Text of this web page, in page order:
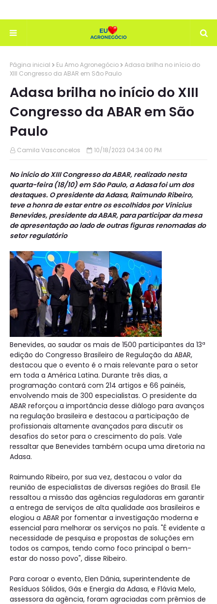
Página inicial Eu Amo Agronegócio
Adasa brilha no início do
XIII Congresso da ABAR em São Paulo
Adasa brilha no início do XIII
Congresso da ABAR em São
Paulo
Camila Vasconcelos 10/18/2023 04:34:00 PM
No início do XIII Congresso da ABAR, realizado nesta
quarta-feira (18/10) em São Paulo, a Adasa foi um dos
destaques. O presidente da Adasa, Raimundo Ribeiro,
teve a honra de estar entre os escolhidos por Vinicius
Benevides, presidente da ABAR, para participar da mesa
de apresentação ao lado de outras figuras renomadas do
setor regulatório
Benevides, ao saudar os mais de 1500 participantes da 13ª
edição do Congresso Brasileiro de Regulação da ABAR,
destacou que o evento é o mais relevante para o setor
em toda a América Latina. Durante três dias, a
programação contará com 214 artigos e 66 painéis,
envolvendo mais de 300 especialistas. O presidente da
ABAR reforçou a importância desse diálogo para avanços
na regulação brasileira e destacou a participação de
profissionais altamente avançados para discutir os
desafios do setor para o crescimento do país. Vale
ressaltar que Benevides também ocupa uma diretoria na
Adasa.
Raimundo Ribeiro, por sua vez, destacou o valor da
reunião de especialistas de diversas regiões do Brasil. Ele
ressaltou a missão das agências reguladoras em garantir
a entrega de serviços de alta qualidade aos brasileiros e
elogiou a ABAR por fomentar a investigação moderna e
essencial para melhorar os serviços no país. "É evidente a
necessidade de pesquisa e propostas de soluções em
todos os campos, tendo como foco principal o bem-
estar do nosso povo", disse Ribeiro.
Para coroar o evento, Elen Dânia, superintendente de
Resíduos Sólidos, Gás e Energia da Adasa, e Flávia Melo,
assessora da agência, foram agraciadas com prêmios de